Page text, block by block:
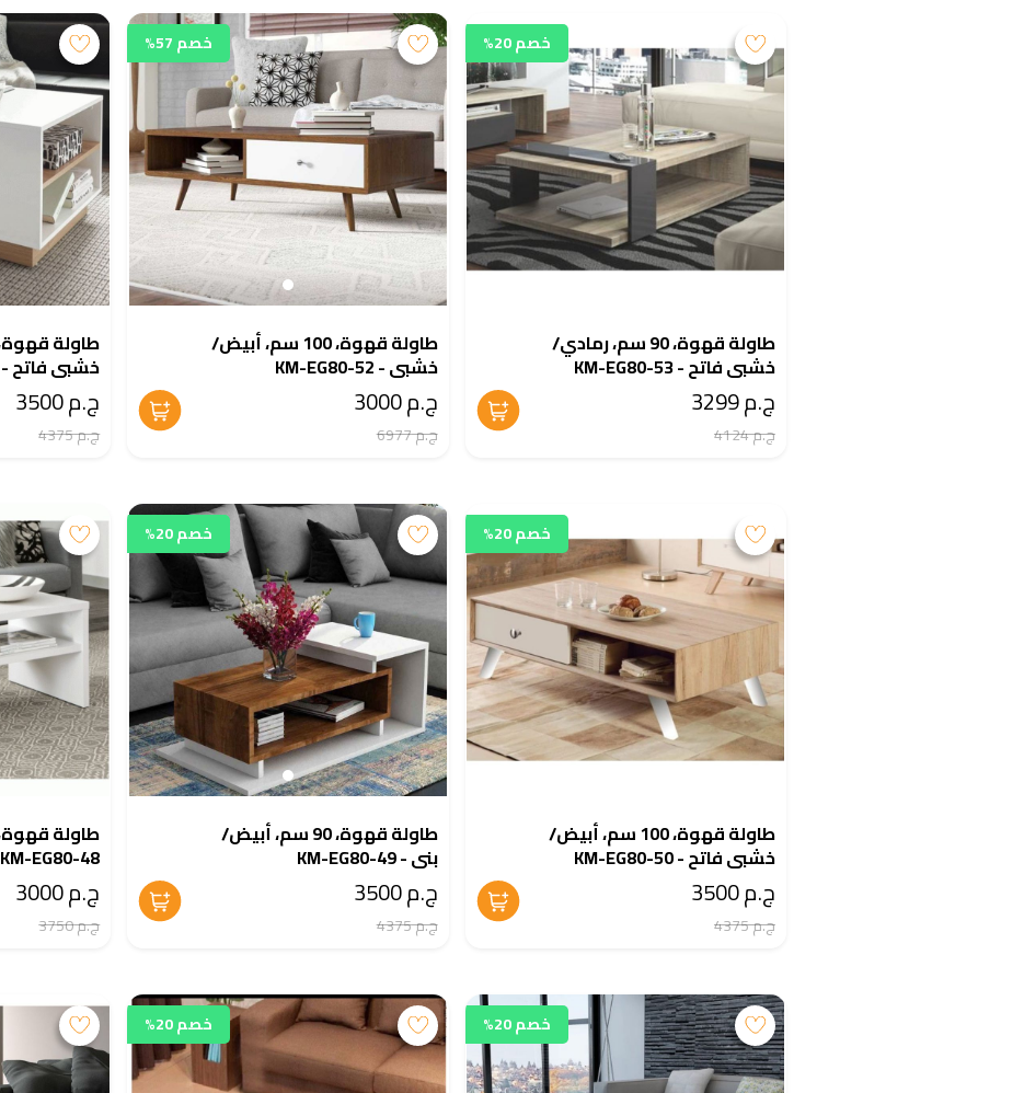
خصم 20%
طاولة قهوة، 90 سم، رمادي/
خشبي فاتح - KM-EG80-53
ج.م 3299
ج.م 4124
خصم 57%
طاولة قهوة، 100 سم، أبيض/
خشبي - KM-EG80-52
ج.م 3000
ج.م 6977
خشبي فاتح - KM-EG80-51
ج.م 3500
ج.م 4375
خصم 20%
طاولة قهوة، 100 سم، أبيض/
خشبي فاتح - KM-EG80-50
ج.م 3500
ج.م 4375
خصم 20%
طاولة قهوة، 90 سم، أبيض/
بني - KM-EG80-49
ج.م 3500
ج.م 4375
KM-EG80-48
ج.م 3000
ج.م 3750
خصم 20% خصم 20%